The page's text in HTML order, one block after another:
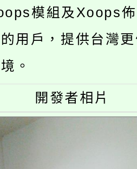
及游泳池舉行。
收入戶享有免
，中低收入戶
，詳情可洽有
教育及科技中
能研習
教育及科技中
研習
生活教案入校路
農教育專業人
模組及Xoops
用戶，提供台灣
。
開發者相片